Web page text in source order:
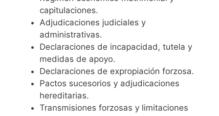
capitulaciones.
Adjudicaciones judiciales y
administrativas.
Declaraciones de incapacidad, tutela y
medidas de apoyo.
Declaraciones de expropiación forzosa.
Pactos sucesorios y adjudicaciones
hereditarias.
Transmisiones forzosas y limitaciones